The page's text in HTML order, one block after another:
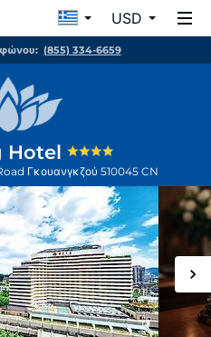
USD
(855) 334-6659
Hotel
Γκουανγκζού 510045 CN